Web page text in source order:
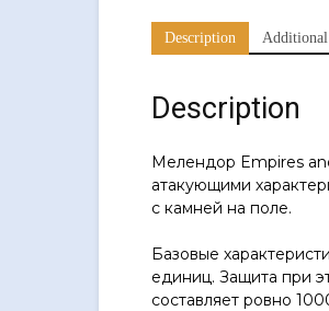
Description
Description
Мелендор Empires
атакующими
с камней на поле.
Базовые
единиц. Защита при
составляет ровно